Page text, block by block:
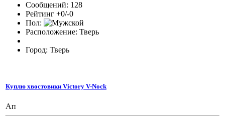
Сообщений: 128
Рейтинг +0/-0
Пол:
Расположение: Тверь
Город: Тверь
Куплю хвостовики Victory V-Nock
Ап